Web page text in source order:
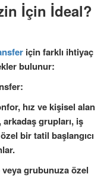
İçin İdeal?
için farklı ihtiyaç
bulunur:
hız ve kişisel alan
grupları, iş
bir tatil başlangıcı
grubunuza özel